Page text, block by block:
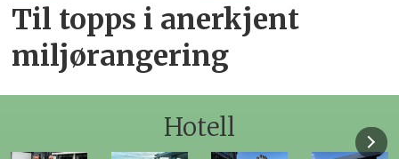
Til topps i anerkjent
miljørangering
Hotell